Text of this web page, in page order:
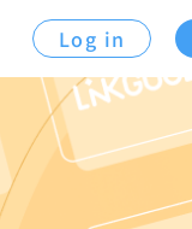
Log in